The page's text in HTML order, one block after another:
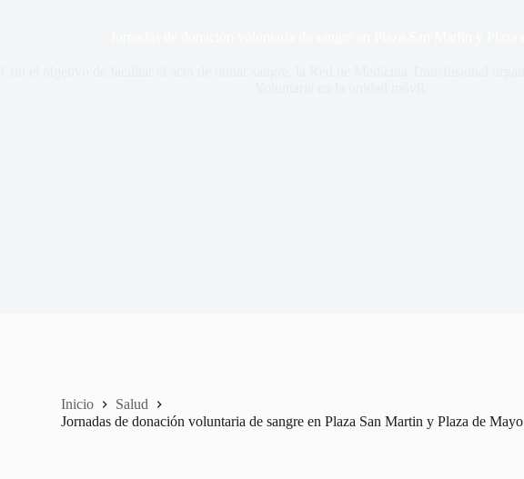
Inicio
Salud
Jornadas de donación voluntaria de sangre en Plaza San Martin y Plaza de Mayo